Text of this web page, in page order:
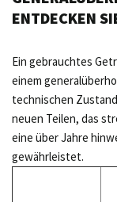
ENTDECKEN
Ein gebrauchtes
einem
technischen
neuen Teilen, das
eine über Jahre
gewährleistet.